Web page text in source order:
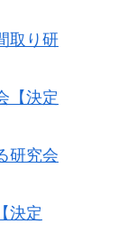
取り研
【決定
研究会
決定